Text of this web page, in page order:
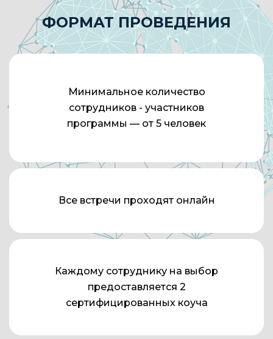
ФОРМАТ ПРОВЕДЕНИЯ
Минимальное количество
сотрудников - участников
программы — от 5 человек
Все встречи проходят онлайн
Каждому сотруднику на выбор
предоставляется 2
сертифицированных коуча